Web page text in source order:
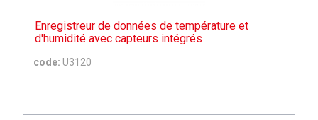
Enregistreur de données de température et
d'humidité avec capteurs intégrés
code: U3120